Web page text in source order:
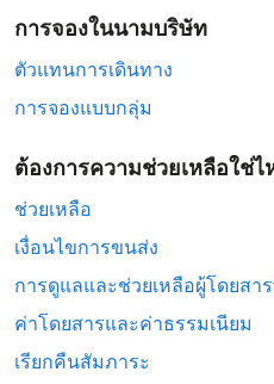
การจองในนามบริษัท
ตัวแทนการเดินทาง
การจองแบบกลุ่ม
ต้องการความช่วยเหลือใช่ไ
ช่วยเหลือ
เงื่อนไขการขนส่ง
การดูแลและช่วยเหลือผู้โดยสา
ค่าโดยสารและค่าธรรมเนียม
เรียกคืนสัมภาระ